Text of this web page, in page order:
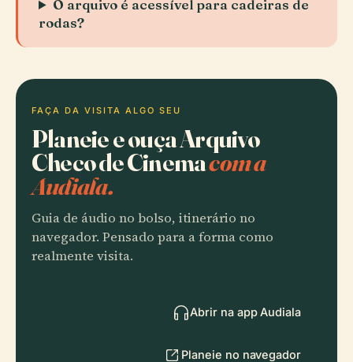
O arquivo é acessível para cadeiras de
rodas?
FAÇA DA VISITA ALGO SEU
Planeie e ouça Arquivo
Checo de Cinemacom a
Audiala.
Guia de áudio no bolso, itinerário no
navegador. Pensado para a forma como
realmente visita.
Abrir na app Audiala
Planeie no navegador